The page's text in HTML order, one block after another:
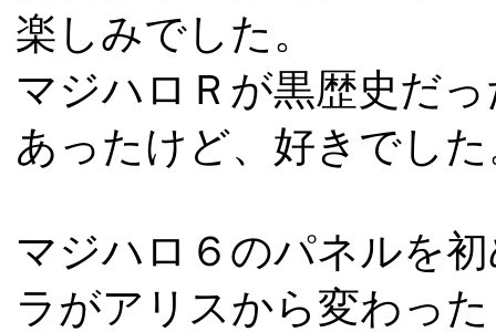
楽しみでした。
マジハロＲが黒歴史だ
あったけど、好きでし
マジハロ６のパネルを
ラがアリスから変わっ